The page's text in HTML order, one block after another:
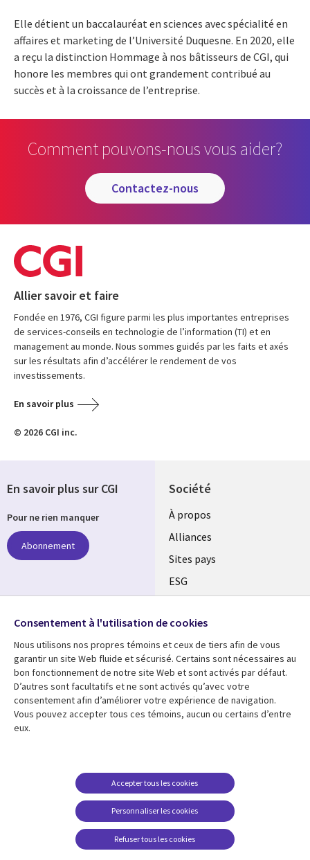
Elle détient un baccalauréat en sciences avec spécialité en
affaires et marketing de l’Université Duquesne. En 2020, elle
a reçu la distinction Hommage à nos bâtisseurs de CGI, qui
honore les membres qui ont grandement contribué au
succès et à la croissance de l’entreprise.
Comment pouvons-nous vous aider?
contactez-nous
Allier savoir et faire
Fondée en 1976, CGI figure parmi les plus importantes entreprises
de services-conseils en technologie de l’information (TI) et en
management au monde. Nous sommes guidés par les faits et axés
sur les résultats afin d’accélérer le rendement de vos
investissements.
En savoir plus
© 2026 CGI inc.
Société
À propos
Alliances
Sites pays
ESG
Fusions
Salle de presse
Ressources
Articles
Études de cas
Baladodiffusions
Support
Restrictions et
conditions juridiques
Carrières FAQ
Centre de gestion des
En savoir plus sur CGI
Pour ne rien manquer
Abonnement
Suivez-nous
Social
Media
Global
FR
Consentement à l'utilisation de cookies
Nous utilisons nos propres témoins et ceux de tiers afin de vous
garantir un site Web fluide et sécurisé. Certains sont nécessaires au
bon fonctionnement de notre site Web et sont activés par défaut.
D’autres sont facultatifs et ne sont activés qu’avec votre
consentement afin d’améliorer votre expérience de navigation.
Vous pouvez accepter tous ces témoins, aucun ou certains d’entre
eux.
Personnaliser les cookies
Accepter tous les cookies
Refuser tous les cookies